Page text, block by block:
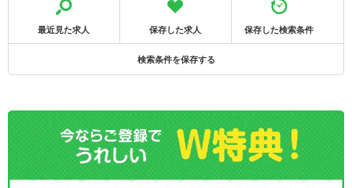
最近見た求人 保存した求人 保存した検索条件
検索条件を保存する